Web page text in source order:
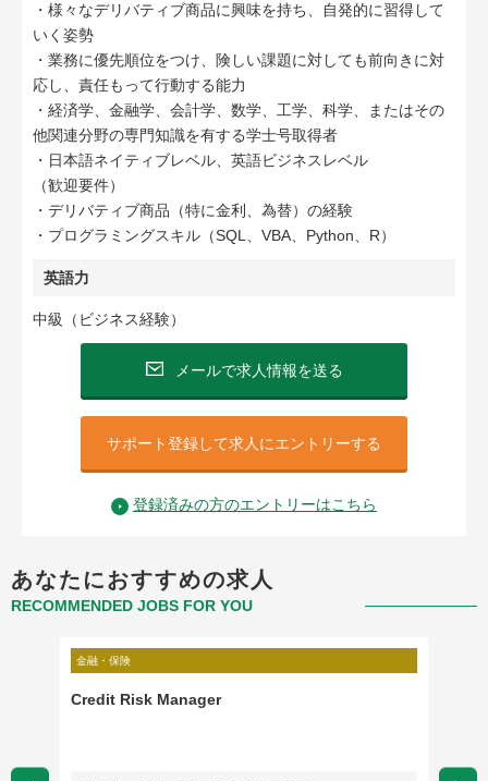
・様々なデリバティブ商品に興味を持ち、自発的に習得して
いく姿勢
・業務に優先順位をつけ、険しい課題に対しても前向きに対
応し、責任もって行動する能力
・経済学、金融学、会計学、数学、工学、科学、またはその
他関連分野の専門知識を有する学士号取得者
・日本語ネイティブレベル、英語ビジネスレベル
（歓迎要件）
・デリバティブ商品（特に金利、為替）の経験
・プログラミングスキル（SQL、VBA、Python、R）
英語力
中級（ビジネス経験）
メールで求人情報を送る
サポート登録して求人にエントリーする
登録済みの方のエントリーはこちら
あなたにおすすめの求人
RECOMMENDED JOBS FOR YOU
金融・保険
Credit Risk Manager